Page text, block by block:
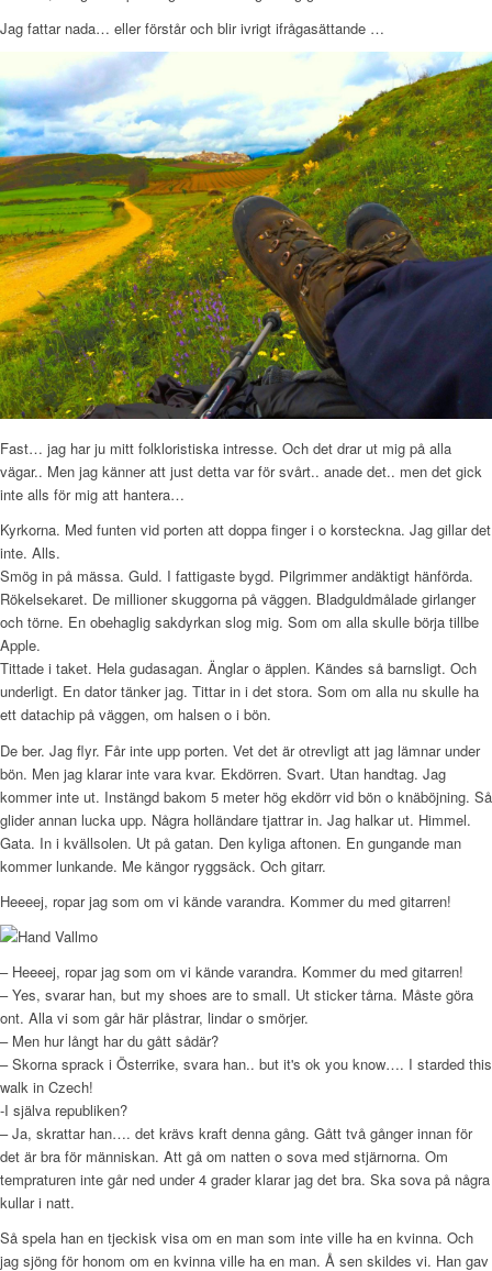
Jag fattar nada… eller förstår och blir ivrigt ifrågasättande …
Fast… jag har ju mitt folkloristiska intresse. Och det drar ut mig på alla
vägar.. Men jag känner att just detta var för svårt.. anade det.. men det gick
inte alls för mig att hantera…
Kyrkorna. Med funten vid porten att doppa finger i o korsteckna. Jag gillar det
inte. Alls.
Smög in på mässa. Guld. I fattigaste bygd. Pilgrimmer andäktigt hänförda.
Rökelsekaret. De millioner skuggorna på väggen. Bladguldmålade girlanger
och törne. En obehaglig sakdyrkan slog mig. Som om alla skulle börja tillbe
Apple.
Tittade i taket. Hela gudasagan. Änglar o äpplen. Kändes så barnsligt. Och
underligt. En dator tänker jag. Tittar in i det stora. Som om alla nu skulle ha
ett datachip på väggen, om halsen o i bön.
De ber. Jag flyr. Får inte upp porten. Vet det är otrevligt att jag lämnar under
bön. Men jag klarar inte vara kvar. Ekdörren. Svart. Utan handtag. Jag
kommer inte ut. Instängd bakom 5 meter hög ekdörr vid bön o knäböjning. Så
glider annan lucka upp. Några holländare tjattrar in. Jag halkar ut. Himmel.
Gata. In i kvällsolen. Ut på gatan. Den kyliga aftonen. En gungande man
kommer lunkande. Me kängor ryggsäck. Och gitarr.
Heeeej, ropar jag som om vi kände varandra. Kommer du med gitarren!
– Heeeej, ropar jag som om vi kände varandra. Kommer du med gitarren!
– Yes, svarar han, but my shoes are to small. Ut sticker tårna. Måste göra
ont. Alla vi som går här plåstrar, lindar o smörjer.
– Men hur långt har du gått sådär?
– Skorna sprack i Österrike, svara han.. but it's ok you know…. I starded this
walk in Czech!
-I själva republiken?
– Ja, skrattar han…. det krävs kraft denna gång. Gått två gånger innan för
det är bra för människan. Att gå om natten o sova med stjärnorna. Om
tempraturen inte går ned under 4 grader klarar jag det bra. Ska sova på några
kullar i natt.
Så spela han en tjeckisk visa om en man som inte ville ha en kvinna. Och
jag sjöng för honom om en kvinna ville ha en man. Å sen skildes vi. Han gav